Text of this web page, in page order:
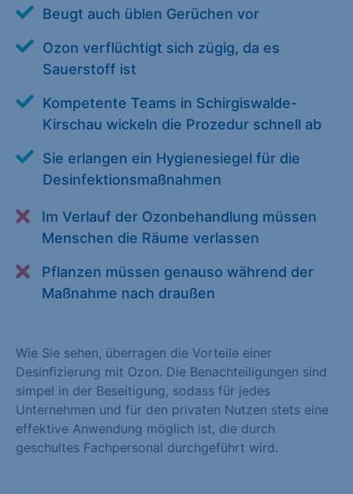
Beugt auch üblen Gerüchen vor
Ozon verflüchtigt sich zügig, da es
Sauerstoff ist
Kompetente Teams in Schirgiswalde-
Kirschau wickeln die Prozedur schnell ab
Sie erlangen ein Hygienesiegel für die
Desinfektionsmaßnahmen
Im Verlauf der Ozonbehandlung müssen
Menschen die Räume verlassen
Pflanzen müssen genauso während der
Maßnahme nach draußen
Wie Sie sehen, überragen die Vorteile einer
Desinfizierung mit Ozon. Die Benachteiligungen sind
simpel in der Beseitigung, sodass für jedes
Unternehmen und für den privaten Nutzen stets eine
effektive Anwendung möglich ist, die durch
geschultes Fachpersonal durchgeführt wird.
Alle akzeptieren Speichern
Zurück
Essenziell (1)
Essenzielle Cookies ermöglichen grundlegende Funktionen und
Cookie-Informationen anzeigen
Statistik Cookies erfassen Informationen anonym. Diese
unsere Website nutzen. Statistik Cookies erfassen Informationen
anonym. Diese Informationen helfen uns zu verstehen, wie
Marketing (1)
Marketing-Cookies werden von Drittanbietern oder Publishern
verwendet, um personalisierte Werbung anzuzeigen. Sie tun
dies, indem sie Besucher über Websites hinweg verfolgen.